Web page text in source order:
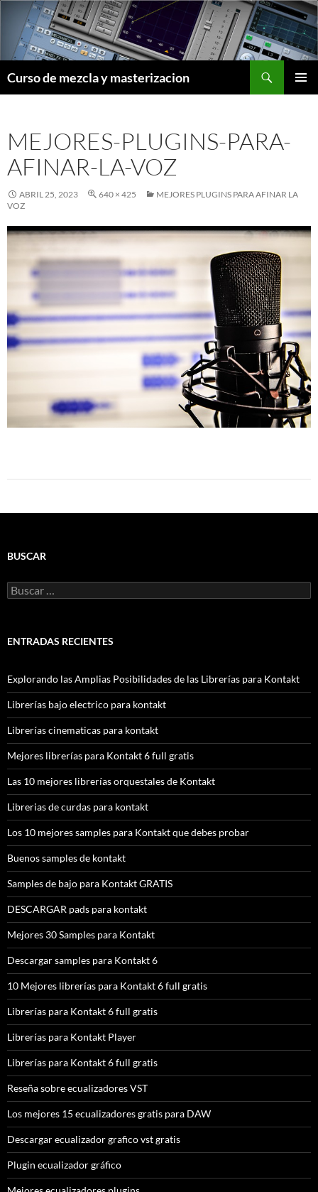
contenido
Curso de mezcla y masterizacion
MEJORES-PLUGINS-PARA-
AFINAR-LA-VOZ
ABRIL 25, 2023 640 × 425
MEJORES PLUGINS PARA AFINAR LA
VOZ
BUSCAR
Buscar:
ENTRADAS RECIENTES
Explorando las Amplias Posibilidades de las Librerías para Kontakt
Librerías bajo electrico para kontakt
Librerías cinematicas para kontakt
Mejores librerías para Kontakt 6 full gratis
Las 10 mejores librerías orquestales de Kontakt
Librerias de curdas para kontakt
Los 10 mejores samples para Kontakt que debes probar
Buenos samples de kontakt
Samples de bajo para Kontakt GRATIS
DESCARGAR pads para kontakt
Mejores 30 Samples para Kontakt
Descargar samples para Kontakt 6
10 Mejores librerías para Kontakt 6 full gratis
Librerías para Kontakt 6 full gratis
Librerías para Kontakt Player
Librerías para Kontakt 6 full gratis
Reseña sobre ecualizadores VST
Los mejores 15 ecualizadores gratis para DAW
Descargar ecualizador grafico vst gratis
Plugin ecualizador gráfico